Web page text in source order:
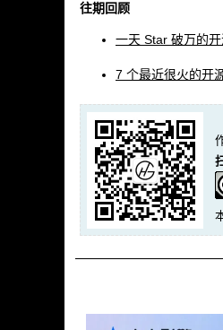
往期回顾
一天 Star 破万的开
7 个最近很火的开